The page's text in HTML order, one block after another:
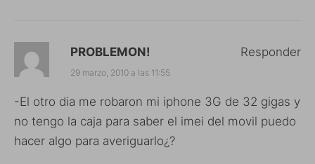
PROBLEMON!
29 marzo, 2010 a las 11:55
-El otro dia me robaron mi iphone 3G de 32 gigas y
no tengo la caja para saber el imei del movil puedo
hacer algo para averiguarlo¿?
Responder